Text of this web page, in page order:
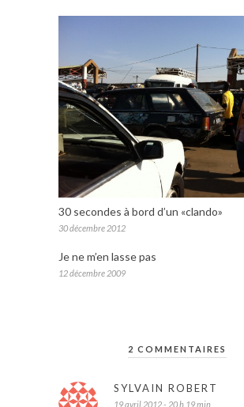
30 secondes à bord d’un «clando»
30 décembre 2012
Je ne m’en lasse pas
12 décembre 2009
2 COMMENTAIRES
SYLVAIN ROBERT
19 avril 2012 - 20 h 19 min